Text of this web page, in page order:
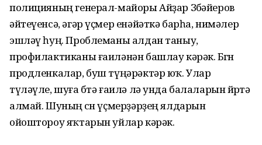
полицияның генерал-майоры Айҙар Зөбәйеров
әйтеүенсә, әгәр үҫмер енәйәткә барһа, нимәлер
эшләү һуң. Проблеманы алдан таныу,
профилактиканы ғаиләнән башлау кәрәк. Бөгөн
продленкалар, буш түңәрәктәр юҡ. Улар
түләүле, шуға бөтә ғаилә лә унда балаларын йөрөтә
алмай. Шуның өсөн үҫмерҙәрҙең ялдарын
ойоштороу яҡтарын уйлар кәрәк.